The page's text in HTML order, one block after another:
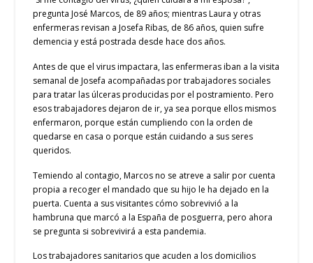
pregunta José Marcos, de 89 años; mientras Laura y otras
enfermeras revisan a Josefa Ribas, de 86 años, quien sufre
demencia y está postrada desde hace dos años.
Antes de que el virus impactara, las enfermeras iban a la visita
semanal de Josefa acompañadas por trabajadores sociales
para tratar las úlceras producidas por el postramiento. Pero
esos trabajadores dejaron de ir, ya sea porque ellos mismos
enfermaron, porque están cumpliendo con la orden de
quedarse en casa o porque están cuidando a sus seres
queridos.
Temiendo al contagio, Marcos no se atreve a salir por cuenta
propia a recoger el mandado que su hijo le ha dejado en la
puerta. Cuenta a sus visitantes cómo sobrevivió a la
hambruna que marcó a la España de posguerra, pero ahora
se pregunta si sobrevivirá a esta pandemia.
Los trabajadores sanitarios que acuden a los domicilios